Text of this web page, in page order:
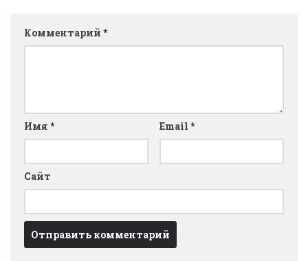
Комментарий *
Имя * Email *
Сайт